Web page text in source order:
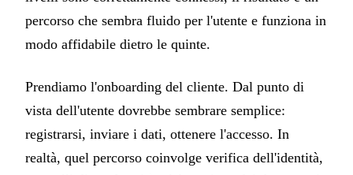
percorso che sembra fluido per l'utente e funziona in
modo affidabile dietro le quinte.
Prendiamo l'onboarding del cliente. Dal punto di
vista dell'utente dovrebbe sembrare semplice:
registrarsi, inviare i dati, ottenere l'accesso. In
realtà, quel percorso coinvolge verifica dell'identità,